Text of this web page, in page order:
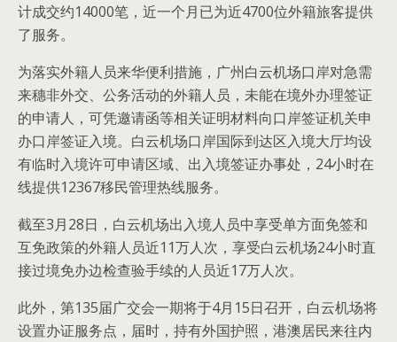
计成交约14000笔，近一个月已为近4700位外籍旅客提供
了服务。
为落实外籍人员来华便利措施，广州白云机场口岸对急需
来穗非外交、公务活动的外籍人员，未能在境外办理签证
的申请人，可凭邀请函等相关证明材料向口岸签证机关申
办口岸签证入境。白云机场口岸国际到达区入境大厅均设
有临时入境许可申请区域、出入境签证办事处，24小时在
线提供12367移民管理热线服务。
截至3月28日，白云机场出入境人员中享受单方面免签和
互免政策的外籍人员近11万人次，享受白云机场24小时直
接过境免办边检查验手续的人员近17万人次。
此外，第135届广交会一期将于4月15日召开，白云机场将
设置办证服务点，届时，持有外国护照，港澳居民来往内